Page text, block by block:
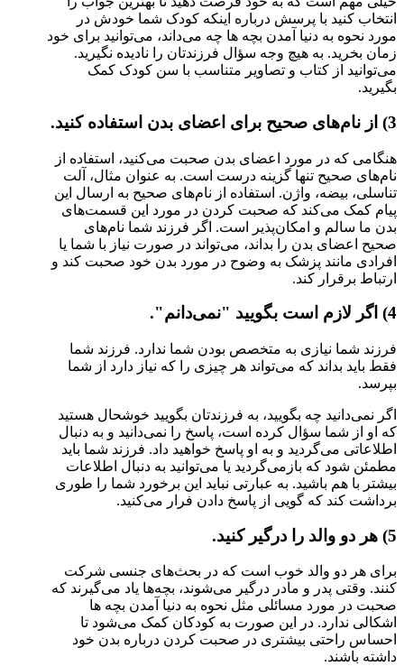
انتخاب کنید با پرسش درباره اینکه کودک شما خودش در
مورد نحوه به دنیا آمدن بچه ها چه می‌داند، می‌توانید برای خود
زمان بخرید. به هیچ وجه سؤال فرزندتان را نادیده نگیرید.
می‌توانید از کتاب و تصاویر متناسب با سن کودک کمک
بگیرید.
3) از نام‌های صحیح برای اعضای بدن استفاده کنید.
هنگامی که در مورد اعضای بدن صحبت می‌کنید، استفاده از
نام‌های صحیح تنها گزینه درست است. به عنوان مثال، آلت
تناسلی، بیضه، واژن. استفاده از نام‌های صحیح به ارسال این
پیام کمک می‌کند که صحبت کردن در مورد این قسمت‌های
بدن ما سالم و امکان‌پذیر است. اگر فرزند شما نام‌های
صحیح اعضای بدن را بداند، می‌تواند در صورت نیاز با شما یا
افرادی مانند پزشک به وضوح در مورد بدن خود صحبت کند و
ارتباط برقرار کند.
4) اگر لازم است بگویید "نمی‌دانم".
فرزند شما نیازی به متخصص بودن شما ندارد. فرزند شما
فقط باید بداند که می‌تواند هر چیزی را که نیاز دارد از شما
بپرسد.
اگر نمی‌دانید چه بگویید، به فرزندتان بگویید خوشحال هستید
که او از شما سؤال کرده است، پاسخ را نمی‌دانید و به دنبال
اطلاعاتی می‌گردید و به او پاسخ خواهید داد. فرزند شما باید
مطمئن شود که بازمی‌گردید یا می‌توانید به دنبال اطلاعات
بیشتر با هم باشید. به عبارتی نباید این برخورد شما را طوری
برداشت کند که گویی از پاسخ دادن فرار می‌کنید.
5) هر دو والد را درگیر کنید.
برای هر دو والد خوب است که در بحث‌های جنسی شرکت
کنند. وقتی پدر و مادر درگیر می‌شوند، بچه‌ها یاد می‌گیرند که
صحبت در مورد مسائلی مثل نحوه به دنیا آمدن بچه ها
اشکالی ندارد. در این صورت به کودکان کمک می‌شود تا
احساس راحتی بیشتری در صحبت کردن درباره بدن خود
داشته باشند.